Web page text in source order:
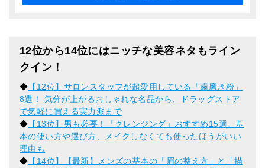
12位から14位にはニッチな美容ネタもライン
クイン！
◆ 【12位】サロンスタッフが超愛用している「歯磨き粉」
8選！ 気分が上がるおしゃれな名品から、ドラッグストア
で気軽に買える実力派まで
◆ 【13位】男も必要！「クレンジング」おすすめ15選。基
本の使い方や選び方、メイクしなくても使ったほうがいい
理由も
◆ 【14位】【最新】メンズの基本の「眉の整え方」と「描